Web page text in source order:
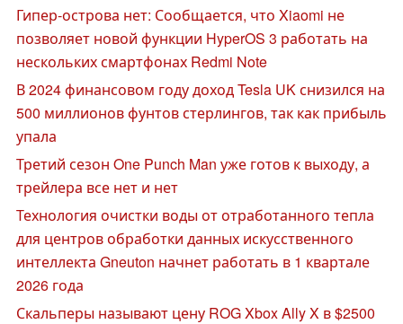
Гипер-острова нет: Сообщается, что Xiaomi не
позволяет новой функции HyperOS 3 работать на
нескольких смартфонах Redmi Note
В 2024 финансовом году доход Tesla UK снизился на
500 миллионов фунтов стерлингов, так как прибыль
упала
Третий сезон One Punch Man уже готов к выходу, а
трейлера все нет и нет
Технология очистки воды от отработанного тепла
для центров обработки данных искусственного
интеллекта Gneuton начнет работать в 1 квартале
2026 года
Скальперы называют цену ROG Xbox Ally X в $2500